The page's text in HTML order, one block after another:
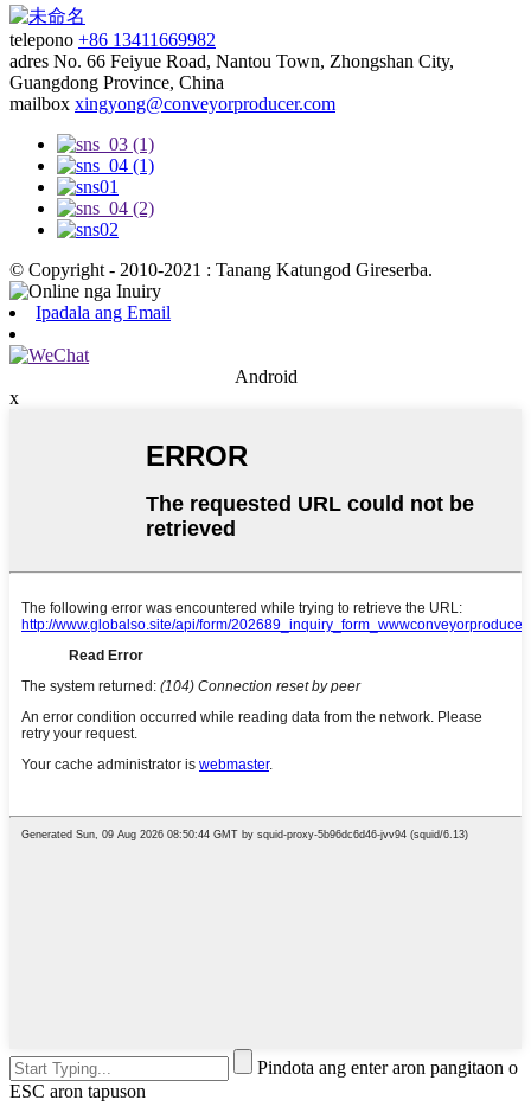
telepono +86 13411669982
adres No. 66 Feiyue Road, Nantou Town, Zhongshan City,
Guangdong Province, China
mailbox xingyong@conveyorproducer.com
© Copyright - 2010-2021 : Tanang Katungod Gireserba.
Ipadala ang Email
Android
x
Pindota ang enter aron pangitaon o
ESC aron tapuson